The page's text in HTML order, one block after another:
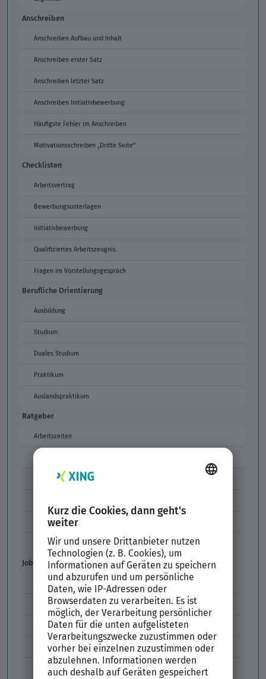
Anschreiben
Anschreiben Aufbau und Inhalt
Anschreiben erster Satz
Anschreiben letzter Satz
Anschreiben Initiativbewerbung
Häufigste Fehler im Anschreiben
Motivationsschreiben „Dritte Seite“
Checklisten
Arbeitsvertrag
Bewerbungsunterlagen
Initiativbewerbung
Qualifiziertes Arbeitszeugnis
Fragen im Vorstellungsgespräch
Berufliche Orientierung
Ausbildung
Studium
Duales Studium
Praktikum
Auslandspraktikum
Ratgeber
Arbeitszeiten
Formulierungen im Arbeitszeugnis
Unbefristeter Arbeitsvertrag
Der XING Bewerbungsratgeber
Job & Karriere
Arbeitsvertrag
Codes im Arbeitszeugnis
Kündigung
Einstiegsgehalt
Gehaltswunsch